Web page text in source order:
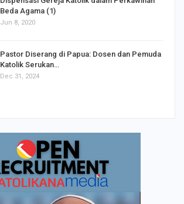
Dispensasi Gereja Katolik dalam Perkawinan
Beda Agama (1)
Jun 8, 2020
Pastor Diserang di Papua: Dosen dan Pemuda
Katolik Serukan…
Dec 31, 2024